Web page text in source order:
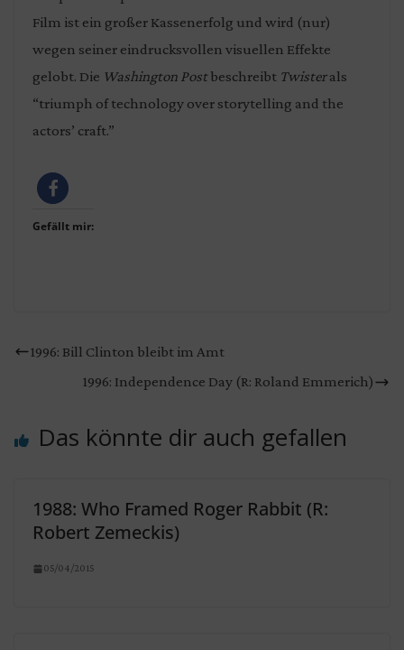
Film ist ein großer Kassenerfolg und wird (nur)
wegen seiner eindrucksvollen visuellen Effekte
gelobt. Die Washington Postbeschreibt Twisterals
“triumph of technology over storytelling and the
actors’ craft.”
Gefällt mir:
1996: Bill Clinton bleibt im Amt
1996: Independence Day (R: Roland Emmerich)
Das könnte dir auch gefallen
1988: Who Framed Roger Rabbit (R:
Robert Zemeckis)
05/04/2015